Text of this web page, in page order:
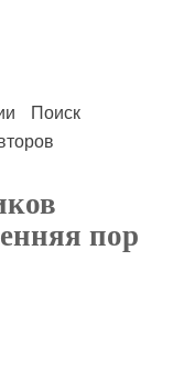
Поиск
пор